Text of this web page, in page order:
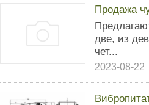
Продажа
две, из
чет...
2023-08-22